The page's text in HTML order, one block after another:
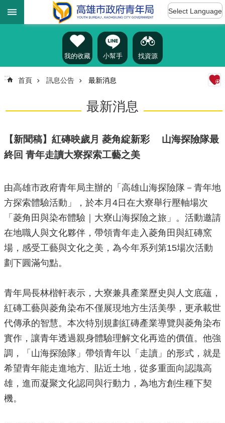
跳到主要內容區塊
識
訊
息
告
雄
青
資
源
主
題
便
民
服
務
公
開
資
訊
Select Language
我的收藏 小幫手 找資源
::: 首頁 訊息公告 最新消息
最新消息
【新聞稿】紅磚映歲月 菱角綻新彩 山海探險隊最
終回 青年走讀大寮探索工藝之美
由高雄市政府青年局主辦的「高雄山海探險隊－青年地
方探索體驗活動」，於本月4日在大寮舉行壓軸場次
「菱角田與染布體驗｜大寮山海探險之旅」。活動邀請
在地職人與文化夥伴，帶領青年走入菱角田與紅磚窯
場，感受工藝與文化之美，為今年系列第15場次活動
劃下圓滿句點。
青年局長林楷軒表示，大寮兼具產業歷史與人文底蘊，
紅磚工藝與菱角染布不僅展現地方生活美學，更承載世
代傳承的智慧。本次特別規劃紅磚產業導覽與菱角染布
實作，讓青年透過親身體驗理解文化再造的價值。他強
調，「山海探險隊」帶領青年以「走讀」的形式，就是
希望青年能走進地方、貼近土地，從多重面向認識高
雄，進而凝聚文化認同與行動力，為地方創生種下契
機。